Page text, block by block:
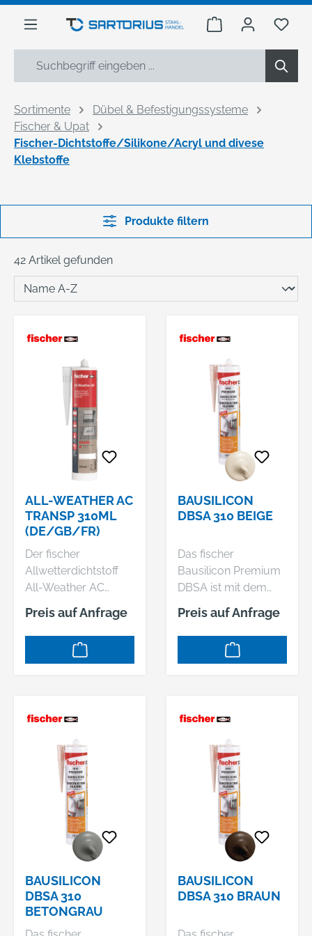
springen
Warenkorb Du
Sortimente
Dübel & Befestigungssysteme
Fischer & Upat
Fischer-Dichtstoffe/Silikone/Acryl und divese
Klebstoffe
Produkte filtern
42 Artikel gefunden
ALL-WEATHER AC
TRANSP 310ML
(DE/GB/FR)
Der fischer
Allwetterdichtstoff
All-Weather AC
eignet sich für
Abdichtungen im
Steil- und
Flachdachbereich. Er
Untergründen sowie
auf Kupfer. Mit dem
All-Weather AC
werden
Regenfallrohre
abgedichtet, sowie
Regenrinnen,
Lüftungsrohre und -
Lichtkuppeln und
Blechverkleidungen.
Preis auf Anfrage
BAUSILICON
DBSA 310 BEIGE
Das fischer
Bausilicon Premium
DBSA ist mit dem
sehr geringem
Volumenschwund
und der geringen
Geruchsentwickelun
Silicondichtstoff auf
Alkoxy-Basis bietet
besonders hohen
Hafteigenschaften
auf einer Vielzahl von
Untergründen im
Innen- und im
Außenbereich. Das
Bausilicon eignet
Fensterversiegelung
und für Bewegungs-
Preis auf Anfrage
BAUSILICON
DBSA 310
BETONGRAU
BAUSILICON
DBSA 310 BRAUN